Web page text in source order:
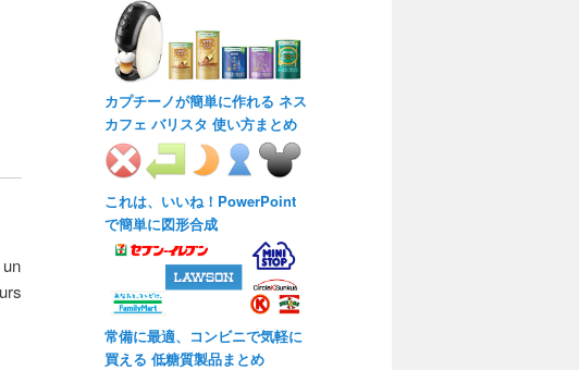
カプチーノが簡単に作れる ネス
カフェ バリスタ 使い方まとめ
これは、いいね！PowerPoint
で簡単に図形合成
常備に最適、コンビニで気軽に
買える 低糖質製品まとめ